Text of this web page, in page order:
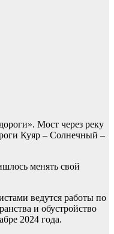
Мост через реку
Куяр – Солнечный –
менять свой
ведутся работы по
и обустройство
2024 года.